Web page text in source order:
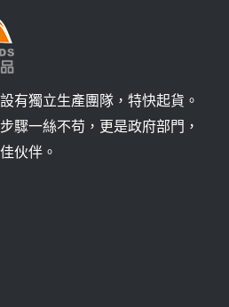
有獨立生產團隊，特快起貨。
驟一絲不苟，更是政府部門，
伙伴。